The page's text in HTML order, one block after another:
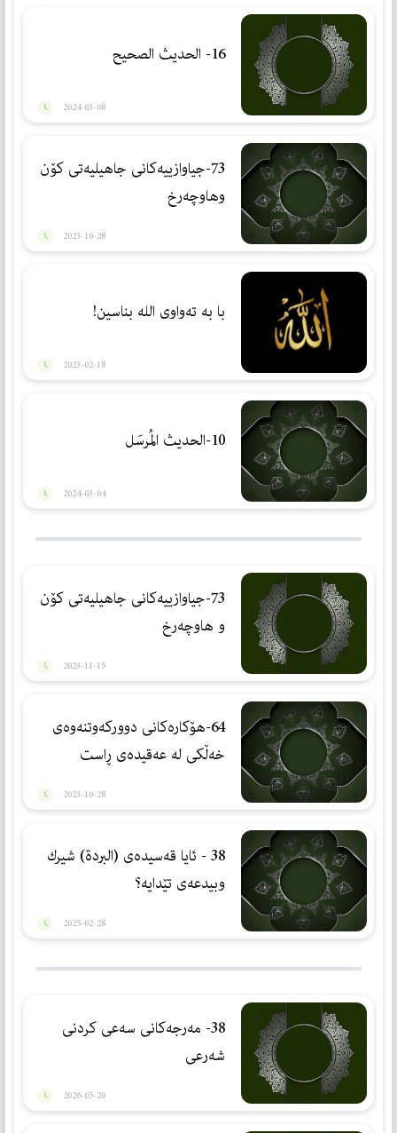
16- الحديث الصحيح
2024-03-08
73-جیاوازییەکانی جاهیلیەتی کۆن
وهاوچەرخ
2023-10-28
با بە تەواوی الله بناسین!
2023-02-18
10-الحديث المُرسَل
2024-03-04
73-جیاوازییەكانی جاهیلیەتی كۆن
و هاوچەرخ
2023-11-15
64-هۆکارەکانی دوورکەوتنەوەی
خەڵکی لە عەقیدەی ڕاست
2023-10-28
38 - ئایا قەسیدەی (البردة) شیرك
وبیدعەی تێدایە؟
2025-02-28
38- مەرجەكانی سەعی كردنی
شەرعی
2026-05-20